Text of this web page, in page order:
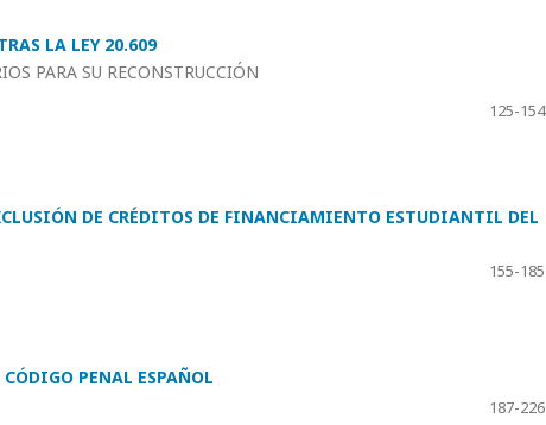
LA LEY 20.609
PARA SU RECONSTRUCCIÓN
125-154
DE CRÉDITOS DE FINANCIAMIENTO ESTUDIANTIL DEL
155-185
PENAL ESPAÑOL
187-226